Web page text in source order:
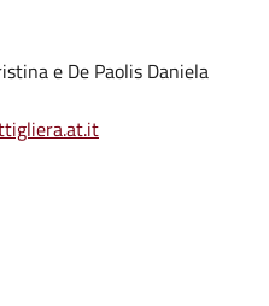
e De Paolis Daniela